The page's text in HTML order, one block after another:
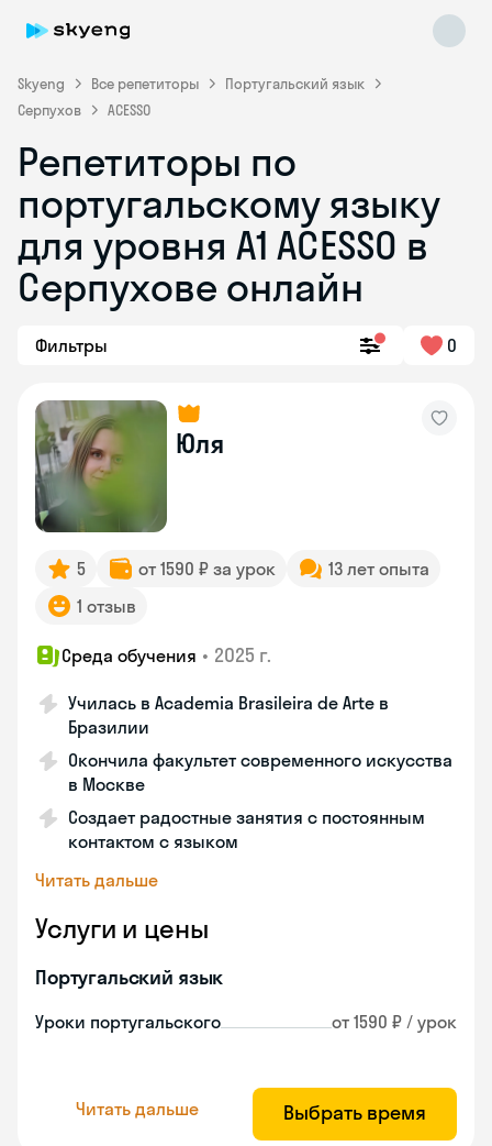
Skyeng Все репетиторы
Португальский язык
Серпухов
ACESSO
Репетиторы по
португальскому языку
для уровня A1 ACESSO в
Серпухове онлайн
Фильтры 0
Юля
5 от 1590 ₽ за урок
13 лет опыта
1 отзыв
Среда обучения • 2025 г.
Училась в Academia Brasileira de Arte в
Бразилии
Окончила факультет современного искусства
в Москве
Создает радостные занятия с постоянным
контактом с языком
Читать дальше
Услуги и цены
Португальский язык
Уроки португальского от 1590 ₽ / урок
Читать дальше Выбрать время
Skyeng Chat
online